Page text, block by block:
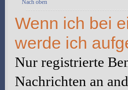
Nach oben
Wenn ich bei
werde ich
Nur registrierte
Nachrichten an